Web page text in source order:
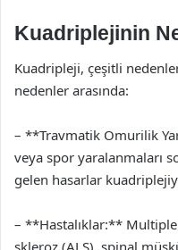
Kuadriplejinin
Kuadripleji, çeşitli
nedenler arasında:
– **Travmatik Omurilik
veya spor yaralanmaları
gelen hasarlar
– **Hastalıklar:**
skleroz (ALS), spinal